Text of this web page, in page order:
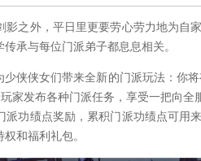
之外，平日里更要劳心劳力地为自
承与每位门派弟子都息息相关。
侠女们带来全新的门派玩法：你将
家发布各种门派任务，享受一把向全
功绩点奖励，累积门派功绩点可用
和福利礼包。